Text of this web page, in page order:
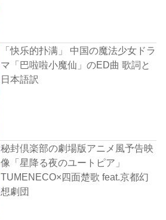
「快乐的扑满」 中国の魔法少女ドラ
マ「巴啦啦小魔仙」のED曲 歌詞と
日本語訳
秘封倶楽部の劇場版アニメ風予告映
像「星降る夜のユートピア」
TUMENECO×四面楚歌 feat.京都幻
想劇団